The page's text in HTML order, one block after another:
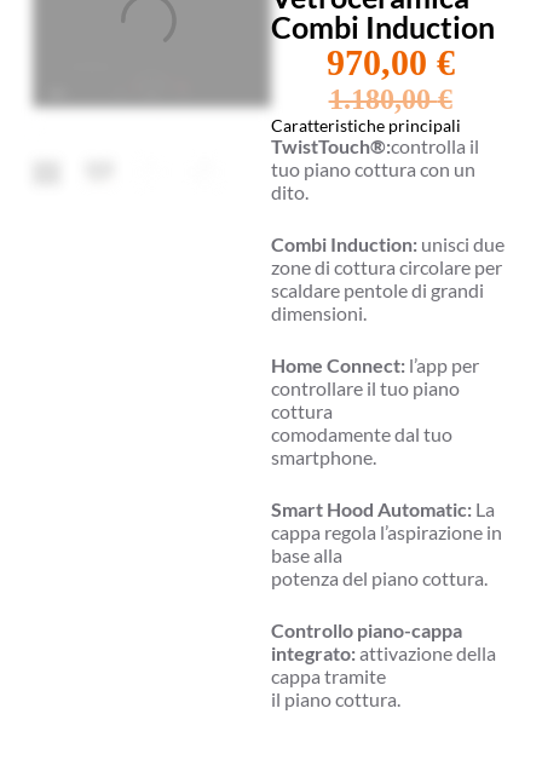
Combi Induction
1.180,00€
970,00 €
Caratteristiche principali
TwistTouch®:controlla il
tuo piano cottura con un
dito.
Combi Induction:unisci due
zone di cottura circolare per
scaldare pentole di grandi
dimensioni.
Home Connect:l’app per
controllare il tuo piano
cottura
comodamente dal tuo
smartphone.
Smart Hood Automatic:La
cappa regola l’aspirazione in
base alla
potenza del piano cottura.
Controllo piano-cappa
integrato:attivazione della
cappa tramite
il piano cottura.